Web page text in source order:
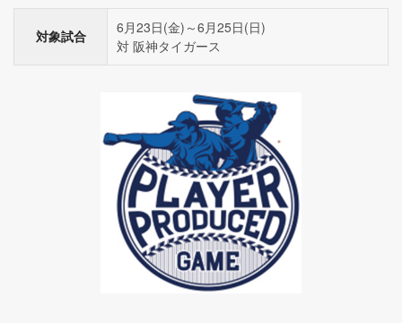
対象試合
6月23日(金)～6月25日(日)
対 阪神タイガース